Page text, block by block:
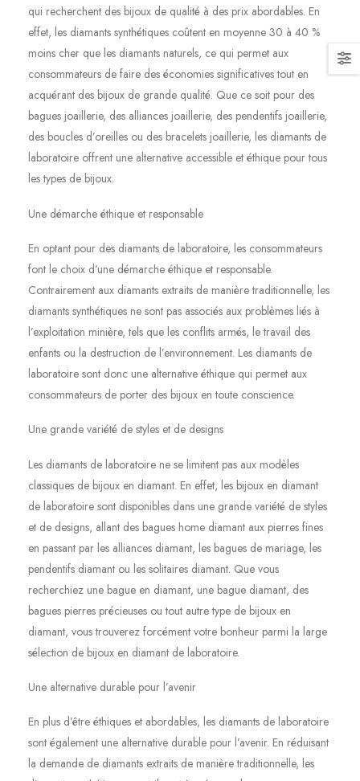
qui recherchent des bijoux de qualité à des prix abordables. En
effet, les diamants synthétiques coûtent en moyenne 30 à 40 %
moins cher que les diamants naturels, ce qui permet aux
consommateurs de faire des économies significatives tout en
acquérant des bijoux de grande qualité. Que ce soit pour des
bagues joaillerie, des alliances joaillerie, des pendentifs joaillerie,
des boucles d’oreilles ou des bracelets joaillerie, les diamants de
laboratoire offrent une alternative accessible et éthique pour tous
les types de bijoux.
Une démarche éthique et responsable
En optant pour des diamants de laboratoire, les consommateurs
font le choix d’une démarche éthique et responsable.
Contrairement aux diamants extraits de manière traditionnelle, les
diamants synthétiques ne sont pas associés aux problèmes liés à
l’exploitation minière, tels que les conflits armés, le travail des
enfants ou la destruction de l’environnement. Les diamants de
laboratoire sont donc une alternative éthique qui permet aux
consommateurs de porter des bijoux en toute conscience.
Une grande variété de styles et de designs
Les diamants de laboratoire ne se limitent pas aux modèles
classiques de bijoux en diamant. En effet, les bijoux en diamant
de laboratoire sont disponibles dans une grande variété de styles
et de designs, allant des bagues home diamant aux pierres fines
en passant par les alliances diamant, les bagues de mariage, les
pendentifs diamant ou les solitaires diamant. Que vous
recherchiez une bague en diamant, une bague diamant, des
bagues pierres précieuses ou tout autre type de bijoux en
diamant, vous trouverez forcément votre bonheur parmi la large
sélection de bijoux en diamant de laboratoire.
Une alternative durable pour l’avenir
En plus d’être éthiques et abordables, les diamants de laboratoire
sont également une alternative durable pour l’avenir. En réduisant
la demande de diamants extraits de manière traditionnelle, les